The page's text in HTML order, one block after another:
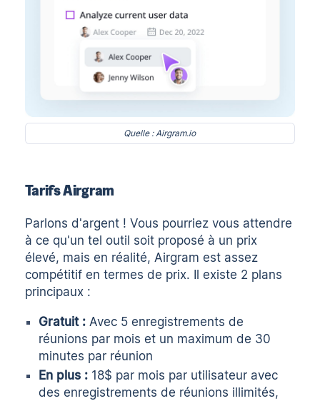
Quelle : Airgram.io
Tarifs Airgram
Parlons d'argent ! Vous pourriez vous attendre
à ce qu'un tel outil soit proposé à un prix
élevé, mais en réalité, Airgram est assez
compétitif en termes de prix. Il existe 2 plans
principaux :
Gratuit :Avec 5 enregistrements de
réunions par mois et un maximum de 30
minutes par réunion
En plus : 18$ par mois par utilisateur avec
des enregistrements de réunions illimités,